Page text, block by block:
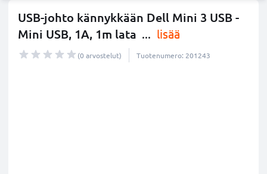
USB-johto kännykkään Dell Mini 3 USB -
Mini USB, 1A, 1m lata ... lisää
(0 arvostelut) Tuotenumero: 201243